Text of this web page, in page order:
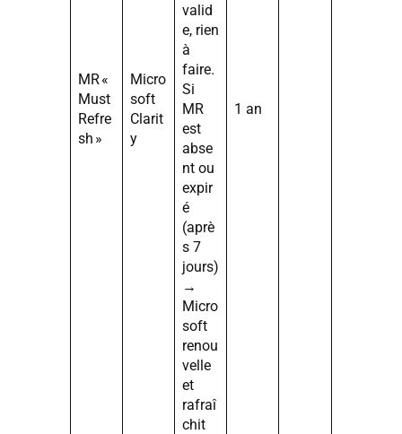
MR «
Must
Refre
sh »
Micro
soft
Clarit
y
valid
e, rien
à
faire.
Si
MR
est
abse
nt ou
expir
é
(aprè
s 7
jours)
→
Micro
soft
renou
velle
et
rafraî
chit
1 an